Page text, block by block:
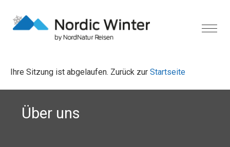
Ihre Sitzung ist abgelaufen. Zurück zur Startseite
Über uns